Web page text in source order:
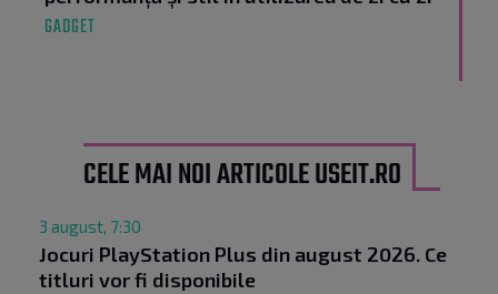
GADGET
CELE MAI NOI ARTICOLE USEIT.RO
3 august, 7:30
Jocuri PlayStation Plus din august 2026. Ce
titluri vor fi disponibile